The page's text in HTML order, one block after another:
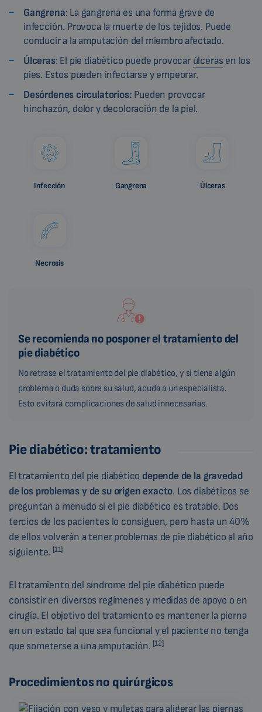
Gangrena: La gangrena es una forma grave de
infección. Provoca la muerte de los tejidos. Puede
conducir a la amputación del miembro afectado.
Úlceras: El pie diabético puede provocar úlceras en los
pies. Estos pueden infectarse y empeorar.
Desórdenes circulatorios: Pueden provocar
hinchazón, dolor y decoloración de la piel.
Infección Gangrena Úlceras
Necrosis
Se recomienda no posponer el tratamiento del
pie diabético
No retrase el tratamiento del pie diabético, y si tiene algún
problema o duda sobre su salud, acuda a un especialista.
Esto evitará complicaciones de salud innecesarias.
Pie diabético: tratamiento
El tratamiento del pie diabético depende de la gravedad
de los problemas y de su origen exacto. Los diabéticos se
preguntan a menudo si el pie diabético es tratable. Dos
tercios de los pacientes lo consiguen, pero hasta un 40%
de ellos volverán a tener problemas de pie diabético al año
siguiente. [11]
El tratamiento del síndrome del pie diabético puede
consistir en diversos regímenes y medidas de apoyo o en
cirugía. El objetivo del tratamiento es mantener la pierna
en un estado tal que sea funcional y el paciente no tenga
que someterse a una amputación. [12]
Procedimientos no quirúrgicos